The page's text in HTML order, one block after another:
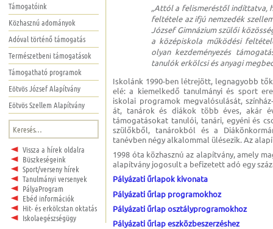
Támogatóink
Közhasznú adományok
Adóval történő támogatás
Természetbeni támogatások
Támogatható programok
Eötvös József Alapítvány
Eötvös Szellem Alapítvány
Keresés:
Vissza a hírek oldalra
Büszkeségeink
Sport/verseny hírek
Tanulmányi versenyek
PályaProgram
Ebéd információk
Hit- és erkölcstan oktatás
Iskolaegészségügy
„Attól a felismeréstől indíttatva,
feltétele az ifjú nemzedék
József Gimnázium szülői
a középiskola működési
olyan kezdeményezés
tanulók erkölcsi és anyagi
Iskolánk 1990-ben létrejött, legnagyobb
elé: a kiemelkedő tanulmányi és sport
iskolai programok megvalósulását,
át, tanárok és diákok több éves, akár
támogatásokat tanulói, tanári, egyéni és
szülőkből, tanárokból és a
tanévben négy alkalommal ülésezik. Az
1998 óta közhasznú az alapítvány, amely
alapítvány jogosult a befizetett adó egy
Pályázati űrlapok kivonata
Pályázati űrlap programokhoz
Pályázati űrlap osztályprogramokhoz
Pályázati űrlap eszközbeszerzéshez